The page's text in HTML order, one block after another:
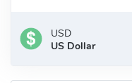
USD
US Dollar